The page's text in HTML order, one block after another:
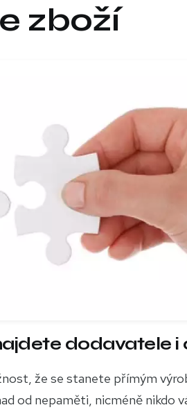
zboží
dodavatele
že se stanete přímým
od nepaměti, nicméně nikdo